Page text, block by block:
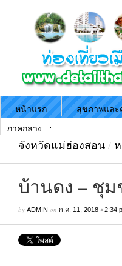
หน้าแรก สุขภาพและ
ภาคกลาง
จังหวัดแม่ฮ่องสอน /
บ้านดง – ชุ
by ADMIN on ก.ค. 11, 2018 •2:34